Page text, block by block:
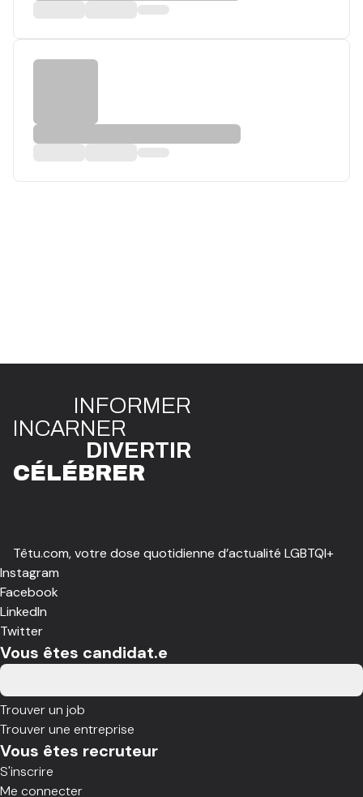
INFORMER
INCARNER
DIVERTIR
CÉLÉBRER
Têtu.com, votre dose quotidienne d’actualité LGBTQI+
Instagram
Facebook
LinkedIn
Twitter
Vous êtes candidat.e
Trouver un job
Trouver une entreprise
Vous êtes recruteur
S'inscrire
Me connecter